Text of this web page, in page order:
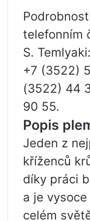
telefonním
S.
+7 (3522)
(3522) 44
90 55.
Popis
Jeden z
kříženců
díky práci
a je
celém